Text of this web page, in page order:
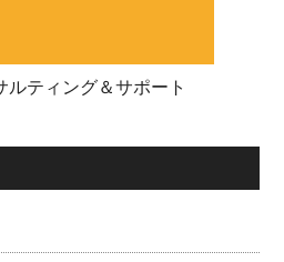
ルティング＆サポート